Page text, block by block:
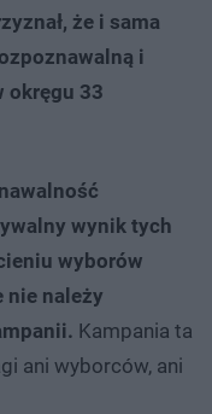
że i sama
i
okręgu 33
wynik tych
wyborów
nie należy
Kampania ta
ani wyborców, ani